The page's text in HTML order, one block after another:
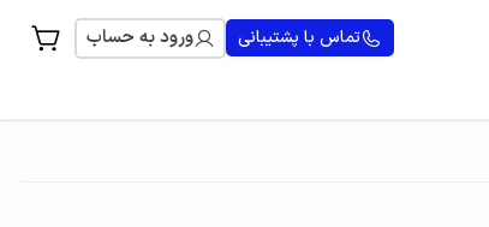
تماس با پشتیبانی ورود به حساب